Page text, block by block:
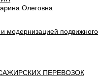
Олеговна
модернизацией подвижного
ПЕРЕВОЗОК